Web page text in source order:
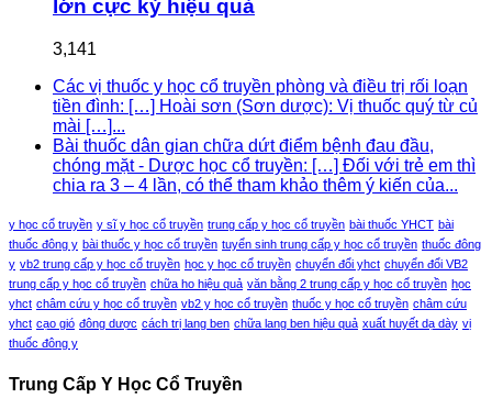
lớn cực kỳ hiệu quả
3,141
Các vị thuốc y học cổ truyền phòng và điều trị rối loạn
tiền đình: […] Hoài sơn (Sơn dược): Vị thuốc quý từ củ
mài […]...
Bài thuốc dân gian chữa dứt điểm bệnh đau đầu,
chóng mặt - Dược học cổ truyền: […] Đối với trẻ em thì
chia ra 3 – 4 lần, có thể tham khảo thêm ý kiến của...
y học cổ truyền y sĩ y học cổ truyền trung cấp y học cổ truyền bài thuốc YHCT bài
thuốc đông y bài thuốc y học cổ truyền tuyển sinh trung cấp y học cổ truyền thuốc đông
y vb2 trung cấp y học cổ truyền học y học cổ truyền chuyển đổi yhct chuyển đổi VB2
trung cấp y học cổ truyền chữa ho hiệu quả văn bằng 2 trung cấp y học cổ truyền học
yhct châm cứu y học cổ truyền vb2 y học cổ truyền thuốc y học cổ truyền châm cứu
yhct cạo gió đông dược cách trị lang ben chữa lang ben hiệu quả xuất huyết dạ dày vị
thuốc đông y
Trung Cấp Y Học Cổ Truyền